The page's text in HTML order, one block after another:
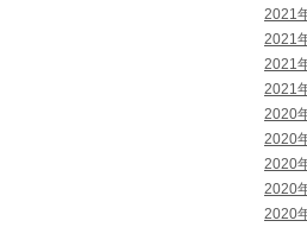
2021
2021
2021
2021
2020
2020
2020
2020
2020